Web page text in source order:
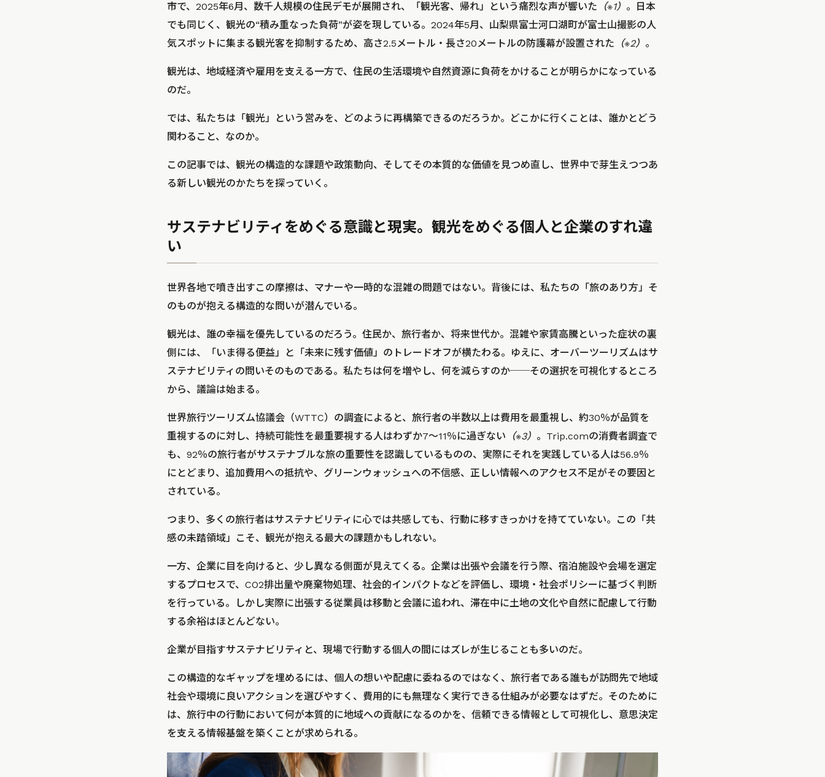
市で、2025年6月、数千人規模の住民デモが展開され、「観光客、帰れ」という痛烈な声が響いた （※1） 。日本
でも同じく、観光の“積み重なった負荷”が姿を現している。2024年5月、山梨県富士河口湖町が富士山撮影の人
気スポットに集まる観光客を抑制するため、高さ2.5メートル・長さ20メートルの防護幕が設置された （※2） 。
観光は、地域経済や雇用を支える一方で、住民の生活環境や自然資源に負荷をかけることが明らかになっている
のだ。
では、私たちは「観光」という営みを、どのように再構築できるのだろうか。どこかに行くことは、誰かとどう
関わること、なのか。
この記事では、観光の構造的な課題や政策動向、そしてその本質的な価値を見つめ直し、世界中で芽生えつつあ
る新しい観光のかたちを探っていく。
サステナビリティをめぐる意識と現実。観光をめぐる個人と企業のすれ違
い
世界各地で噴き出すこの摩擦は、マナーや一時的な混雑の問題ではない。背後には、私たちの「旅のあり方」そ
のものが抱える構造的な問いが潜んでいる。
観光は、誰の幸福を優先しているのだろう。住民か、旅行者か、将来世代か。混雑や家賃高騰といった症状の裏
側には、「いま得る便益」と「未来に残す価値」のトレードオフが横たわる。ゆえに、オーバーツーリズムはサ
ステナビリティの問いそのものである。私たちは何を増やし、何を減らすのか──その選択を可視化するところ
から、議論は始まる。
世界旅行ツーリズム協議会（WTTC）の調査によると、旅行者の半数以上は費用を最重視し、約30％が品質を
重視するのに対し、持続可能性を最重要視する人はわずか7〜11％に過ぎない （※3） 。Trip.comの消費者調査で
も、92％の旅行者がサステナブルな旅の重要性を認識しているものの、実際にそれを実践している人は56.9％
にとどまり、追加費用への抵抗や、グリーンウォッシュへの不信感、正しい情報へのアクセス不足がその要因と
されている。
つまり、多くの旅行者はサステナビリティに心では共感しても、行動に移すきっかけを持てていない。この「共
感の未踏領域」こそ、観光が抱える最大の課題かもしれない。
一方、企業に目を向けると、少し異なる側面が見えてくる。企業は出張や会議を行う際、宿泊施設や会場を選定
するプロセスで、CO2排出量や廃棄物処理、社会的インパクトなどを評価し、環境・社会ポリシーに基づく判断
を行っている。しかし実際に出張する従業員は移動と会議に追われ、滞在中に土地の文化や自然に配慮して行動
する余裕はほとんどない。
企業が目指すサステナビリティと、現場で行動する個人の間にはズレが生じることも多いのだ。
この構造的なギャップを埋めるには、個人の想いや配慮に委ねるのではなく、旅行者である誰もが訪問先で地域
社会や環境に良いアクションを選びやすく、費用的にも無理なく実行できる仕組みが必要なはずだ。そのために
は、旅行中の行動において何が本質的に地域への貢献になるのかを、信頼できる情報として可視化し、意思決定
を支える情報基盤を築くことが求められる。